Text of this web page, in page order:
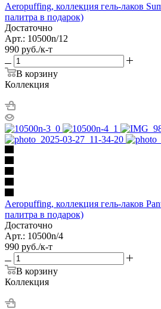
Aeropuffing, коллекция гель-лаков
палитра в подарок)
Достаточно
Арт.: 10500n/12
990 руб./к-т
В корзину
Коллекция
Aeropuffing, коллекция гель-лаков
палитра в подарок)
Достаточно
Арт.: 10500n/4
990 руб./к-т
В корзину
Коллекция